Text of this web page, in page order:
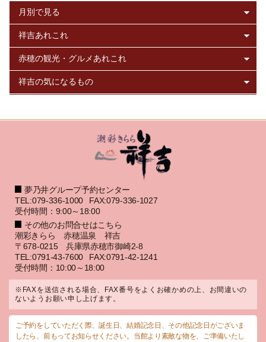
夢乃井グループ予約センター
TEL:079-336-1000
FAX:079-336-1027
受付時間：9:00～18:00
その他のお問合せはこちら
潮彩きらら 赤穂温泉 祥吉
〒678-0215 兵庫県赤穂市御崎2-8
TEL:0791-43-7600
FAX:0791-42-1241
受付時間：10:00～18:00
※FAXを送信される場合、FAX番号をよくお確かめの上、お間違いの
ないようお願い申し上げます。
ご予約をしていただく際、誕生日、結婚記念日、その他記念日がございま
したら、前もってお知らせください。当館より素敵な物を、ご準備いたし